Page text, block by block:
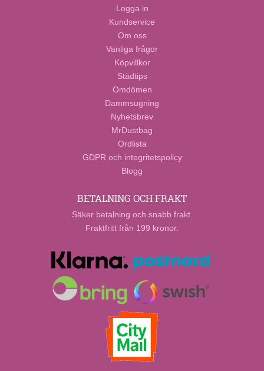
Logga in
Kundservice
Om oss
Vanliga frågor
Köpvillkor
Städtips
Omdömen
Dammsugning
Nyhetsbrev
MrDustbag
Ordlista
GDPR och integritetspolicy
Blogg
BETALNING OCH FRAKT
Säker betalning och snabb frakt.
Fraktfritt från 199 kronor.